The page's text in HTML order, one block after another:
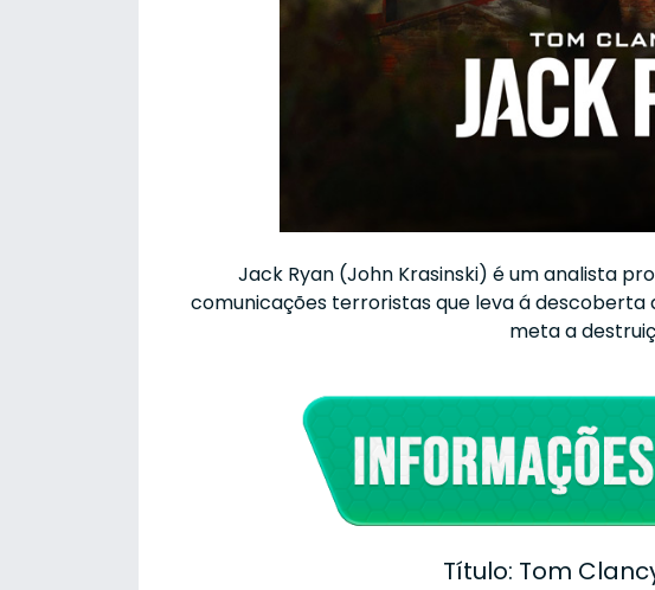
Jack Ryan (John Krasinski) é um analista
comunicações terroristas que leva á
meta a
Título: Tom